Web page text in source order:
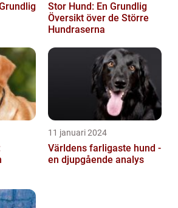
Stor Hund: En Grundlig
Översikt över de Större
Hundraserna
11 januari 2024
Världens farligaste hund -
en djupgående analys